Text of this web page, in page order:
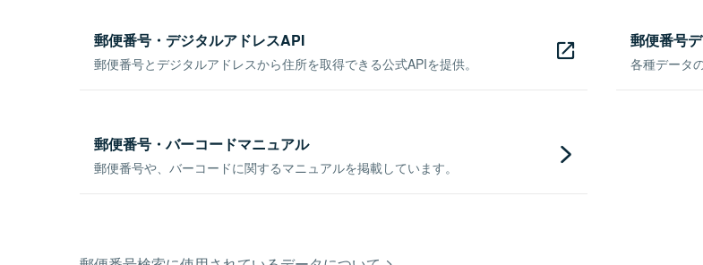
郵便番号・デジタルアドレスAPI
郵便番号とデジタルアドレスから住所を取得できる公式APIを提供。
郵便番号
各種データ
郵便番号・バーコードマニュアル
郵便番号や、バーコードに関するマニュアルを掲載しています。